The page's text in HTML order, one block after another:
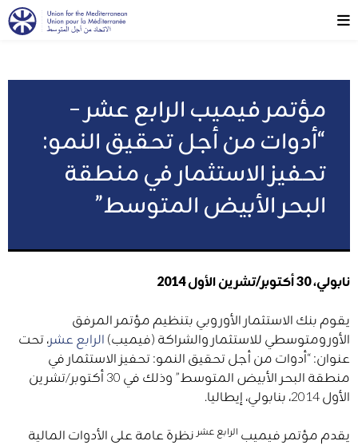
مؤتمر فيميب الرابع عشر –
“أدوات من أجل تحقيق النمو:
تحفيز الاستثمار في منطقة
البحر الأبيض المتوسط”
نابولي، 30 أكتوبر/تشرين الأول 2014
يقوم بنك الاستثمار الأوروبي بتنظيم مؤتمر المرفق
الأورومتوسطي للاستثمار والشراكة (فيميب) الرابع عشر، تحت
عنوان: “أدوات من أجل تحقيق النمو: تحفيز الاستثمار في
منطقة البحر الأبيض المتوسط” وذلك في 30 أكتوبر/تشرين
الأول 2014، بنابولي، إيطاليا.
يقدم مؤتمر فيميب الرابع عشرنظرة عامة على الأدوات المالية